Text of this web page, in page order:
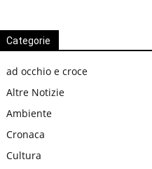
Categorie
ad occhio e croce
Altre Notizie
Ambiente
Cronaca
Cultura